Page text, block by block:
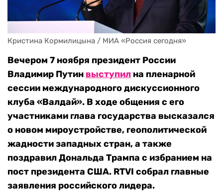
Кристина Кормилицына / МИА «Россия сегодня»
Вечером 7 ноября президент России
Владимир Путин выступил на пленарной
сессии международного дискуссионного
клуба «Валдай». В ходе общения с его
участниками глава государства высказался
о новом мироустройстве, геополитической
жадности западных стран, а также
поздравил Дональда Трампа с избранием на
пост президента США. RTVI собрал главные
заявления российского лидера.